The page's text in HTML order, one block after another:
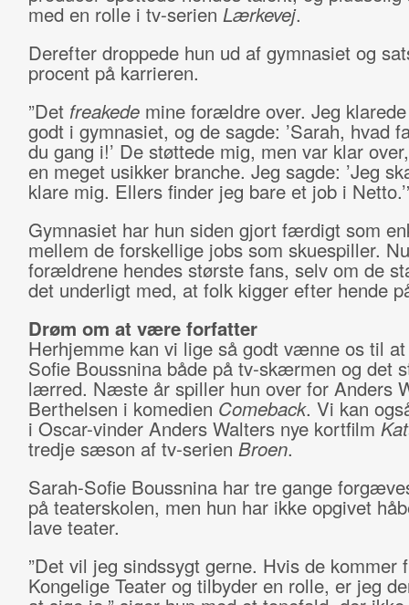
med en rolle i tv-serien Lærkevej.
Derefter droppede hun ud af gymnasiet og
procent på karrieren.
”Det freakedemine forældre over. Jeg
godt i gymnasiet, og de sagde: ’Sarah, hvad
du gang i!’ De støttede mig, men var klar
en meget usikker branche. Jeg sagde: ’Jeg
klare mig. Ellers finder jeg bare et job i
Gymnasiet har hun siden gjort færdigt som
mellem de forskellige jobs som skuespiller.
forældrene hendes største fans, selv om de
det underligt med, at folk kigger efter hende
Drøm om at være forfatter
Herhjemme kan vi lige så godt vænne os til
Sofie Boussnina både på tv-skærmen og det
lærred. Næste år spiller hun over for Anders
Berthelsen i komedien Comeback. Vi kan
i Oscar-vinder Anders Walters nye kortfilm
tredje sæson af tv-serien Broen.
Sarah-Sofie Boussnina har tre gange
på teaterskolen, men hun har ikke opgivet
lave teater.
”Det vil jeg sindssygt gerne. Hvis de kommer
Kongelige Teater og tilbyder en rolle, er jeg